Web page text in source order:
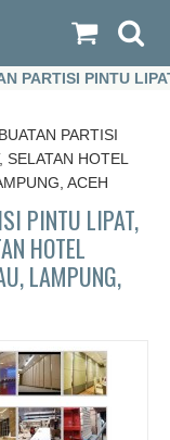
PINTU LIPAT
PARTISI
HOTEL
ACEH
PINTU LIPAT,
HOTEL
LAMPUNG,